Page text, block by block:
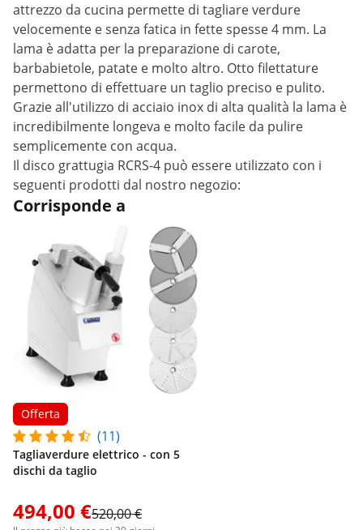
attrezzo da cucina permette di tagliare verdure
velocemente e senza fatica in fette spesse 4 mm. La
lama è adatta per la preparazione di carote,
barbabietole, patate e molto altro. Otto filettature
permettono di effettuare un taglio preciso e pulito.
Grazie all'utilizzo di acciaio inox di alta qualità la lama è
incredibilmente longeva e molto facile da pulire
semplicemente con acqua.
Il disco grattugia RCRS-4 può essere utilizzato con i
seguenti prodotti dal nostro negozio:
Corrisponde a
Offerta
(11)
Tagliaverdure elettrico - con 5
dischi da taglio
494,00 €520,00 €